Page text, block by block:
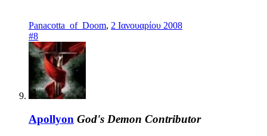
Panacotta_of_Doom, 2 Ιανουαρίου 2008
#8
Apollyon God's Demon Contributor